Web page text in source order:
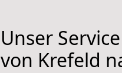
Unser
von Krefeld